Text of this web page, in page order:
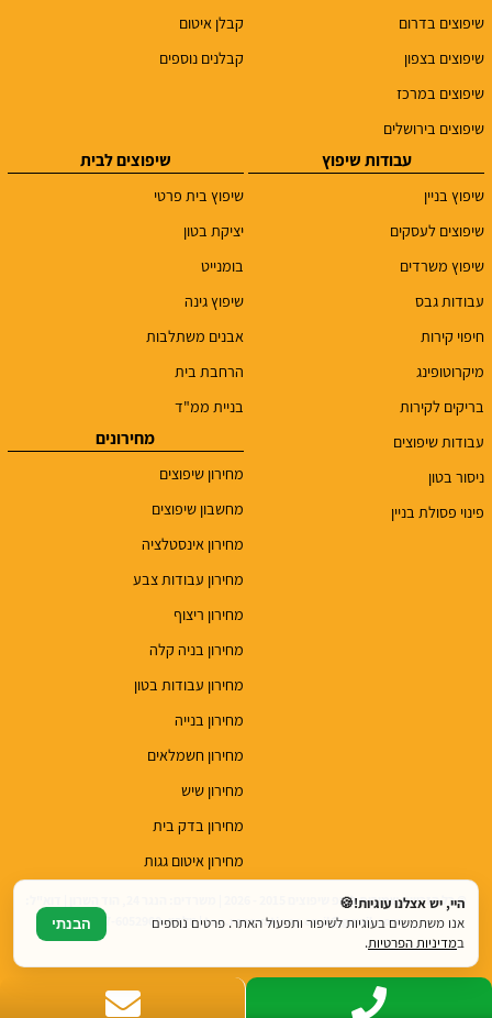
שיפוצים בדרום
שיפוצים בצפון
שיפוצים במרכז
שיפוצים בירושלים
קבלן איטום
קבלנים נוספים
עבודות שיפוץ
שיפוץ בניין
שיפוצים לעסקים
שיפוץ משרדים
עבודות גבס
חיפוי קירות
מיקרוטופינג
בריקים לקירות
עבודות שיפוצים
ניסור בטון
פינוי פסולת בניין
שיפוצים לבית
שיפוץ בית פרטי
יציקת בטון
בומנייט
שיפוץ גינה
אבנים משתלבות
הרחבת בית
בניית ממ"ד
מחירונים
מחירון שיפוצים
מחשבון שיפוצים
מחירון אינסטלציה
מחירון עבודות צבע
מחירון ריצוף
מחירון בניה קלה
מחירון עבודות בטון
מחירון בנייה
מחירון חשמלאים
מחירון שיש
מחירון בדק בית
מחירון איטום גגות
top.renovations.co.il@gmail.com | טלפון: 077-6052900
היי, יש אצלנו עוגיות!🍪
אנו משתמשים בעוגיות לשיפור ותפעול האתר. פרטים נוספים
במדיניות הפרטיות.
הבנתי